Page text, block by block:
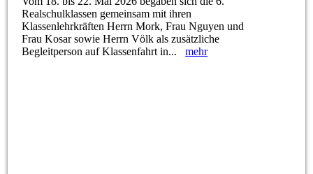
Realschulklassen gemeinsam mit ihren
Klassenlehrkräften Herrn Mork, Frau Nguyen und
Frau Kosar sowie Herrn Völk als zusätzliche
Begleitperson auf Klassenfahrt in...mehr